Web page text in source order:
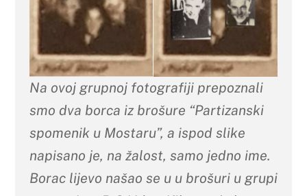
Na ovoj grupnoj fotografiji prepoznali
smo dva borca iz brošure “Partizanski
spomenik u Mostaru”, a ispod slike
napisano je, na žalost, samo jedno ime.
Borac lijevo našao se u u brošuri u grupi